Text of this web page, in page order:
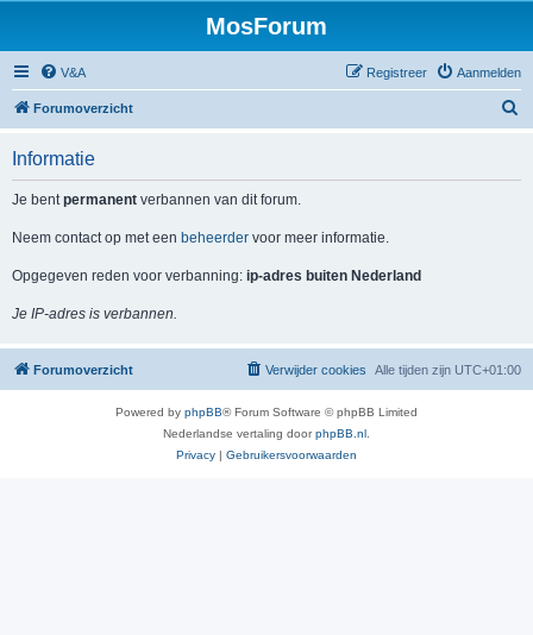
MosForum
V&A Aanmelden
Registreer
Forumoverzicht
Informatie
Je bentpermanent verbannen van dit forum.
Neem contact op met een beheerder voor meer informatie.
Opgegeven reden voor verbanning: ip-adres buiten Nederland
Je IP-adres is verbannen.
Forumoverzicht Alle tijden zijn UTC+01:00
Verwijder cookies
Powered by phpBB® Forum Software © phpBB Limited
Nederlandse vertaling doorphpBB.nl
Privacy | Gebruikersvoorwaarden